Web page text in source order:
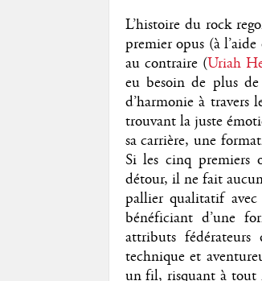
L’histoire du rock
premier opus (à
au contraire (Uriah
eu besoin de plus
d’harmonie à travers
trouvant la juste
sa carrière, une
Si les cinq premiers
détour, il ne fait
pallier qualitatif avec
bénéficiant d’une
attributs
technique et
un fil, risquant à tout